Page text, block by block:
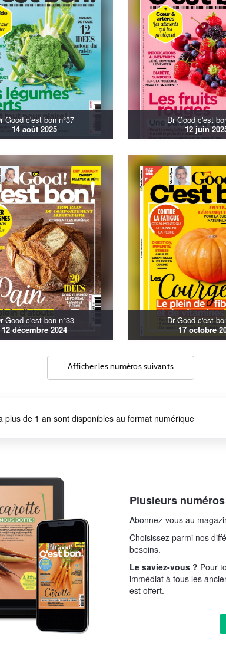
Good c'est bon n°37
14 août 2025
Dr Good c'est
12 juin
Good c'est bon n°33
12 décembre 2024
Dr Good c'est
17 octobre
Afficher les numéros suivants
de 1 an sont disponibles au format numérique
Plusieurs
Abonnez-vous au
Choisissez parmi nos
besoins.
Le saviez-vous ? Pour
immédiat à tous les
est offert.